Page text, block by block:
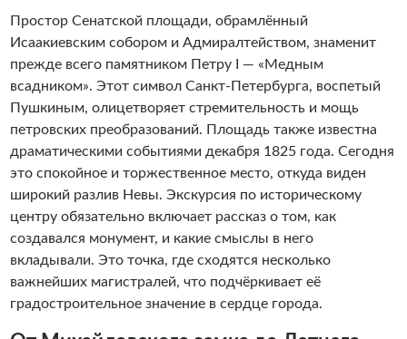
Простор Сенатской площади, обрамлённый
Исаакиевским собором и Адмиралтейством, знаменит
прежде всего памятником Петру I — «Медным
всадником». Этот символ Санкт-Петербурга, воспетый
Пушкиным, олицетворяет стремительность и мощь
петровских преобразований. Площадь также известна
драматическими событиями декабря 1825 года. Сегодня
это спокойное и торжественное место, откуда виден
широкий разлив Невы. Экскурсия по историческому
центру обязательно включает рассказ о том, как
создавался монумент, и какие смыслы в него
вкладывали. Это точка, где сходятся несколько
важнейших магистралей, что подчёркивает её
градостроительное значение в сердце города.